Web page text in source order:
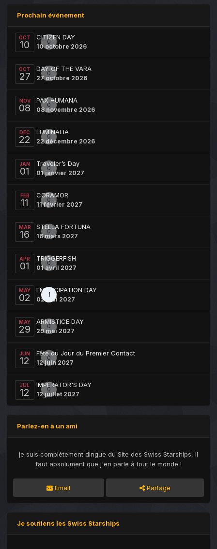
Prochain événement
OCT
10 0
CITIZEN DAY
10 octobre 2026
OCT
27 0
DAY OF THE VARA
27 octobre 2026
NOV
08 0
PAX HUMANA
08 novembre 2026
DEC
22 0
LUMINALIA
22 décembre 2026
JAN
01 0
Traveler’s Day
01 janvier 2027
FEB
11 0
CORAMOR
11 février 2027
MAR
16 0
STELLA FORTUNA
16 mars 2027
APR
01 0
TRIGGERFISH
01 avril 2027
MAY
02 1
EMANCIPATION DAY
02 mai 2027
MAY
29 0
ARMISTICE DAY
29 mai 2027
JUN
12 0
Fête du Jour du Premier Contact
12 juin 2027
JUL
12 0
IMPERATOR'S DAY
12 juillet 2027
Parlez-en à un ami
je suis complètement dingue du Site des Swiss Starships, Il
faut absolument que j'en parle à tout le monde !
Email Partage
Je soutiens les Swiss Starships